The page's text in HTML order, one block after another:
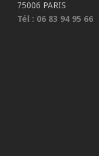
75006 PARIS
Tél : 06 83 94 95 66